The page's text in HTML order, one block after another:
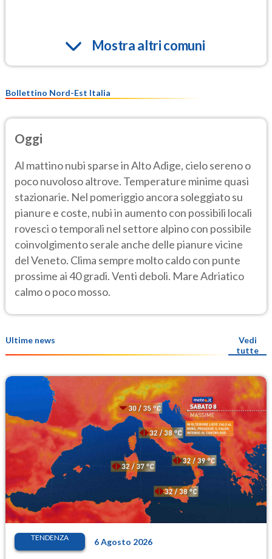
Mostra altri comuni
Bollettino Nord-Est Italia
Oggi
Al mattino nubi sparse in Alto Adige, cielo sereno o
poco nuvoloso altrove. Temperature minime quasi
stazionarie. Nel pomeriggio ancora soleggiato su
pianure e coste, nubi in aumento con possibili locali
rovesci o temporali nel settore alpino con possibile
coinvolgimento serale anche delle pianure vicine
del Veneto. Clima sempre molto caldo con punte
prossime ai 40 gradi. Venti deboli. Mare Adriatico
calmo o poco mosso.
Ultime news
Vedi
tutte
TENDENZA 6 Agosto 2026